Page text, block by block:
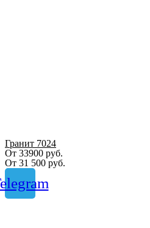
Гранит 7024
От 33900 руб.
От 31 500 руб.